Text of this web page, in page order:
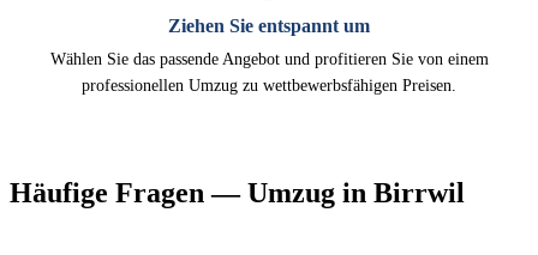
Ziehen Sie entspannt um
Wählen Sie das passende Angebot und profitieren Sie von einem
professionellen Umzug zu wettbewerbsfähigen Preisen.
Häufige Fragen — Umzug in Birrwil